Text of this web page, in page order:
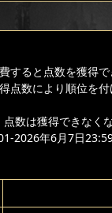
すると点数を獲得
点数により順位を
数は獲得できなくな
2026年6月7日